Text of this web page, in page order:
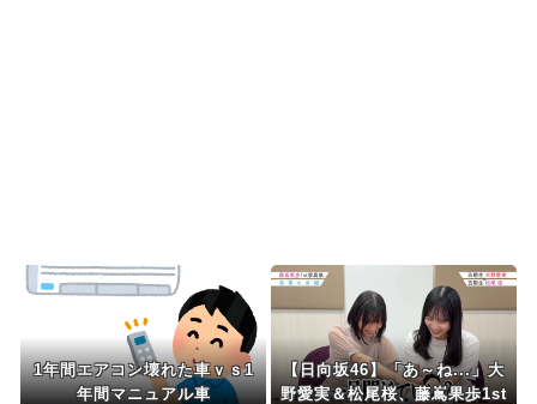
Powered by livedoor 相互RSS
1年間エアコン壊れた車ｖｓ1
年間マニュアル車
【日向坂46】「あ～ね...」大
野愛実＆松尾桜、藤嶌果歩1st